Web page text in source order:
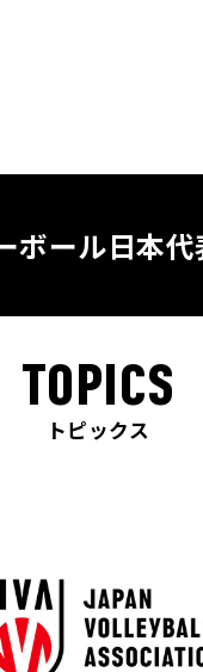
ボール日本代
TOPICS
トピックス